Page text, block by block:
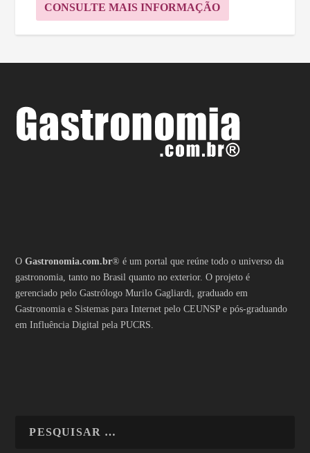
CONSULTE MAIS INFORMAÇÃO
OGastronomia.com.br® é um portal que reúne todo o universo da
gastronomia, tanto no Brasil quanto no exterior. O projeto é
gerenciado pelo Gastrólogo Murilo Gagliardi, graduado em
Gastronomia e Sistemas para Internet pelo CEUNSP e pós-graduando
em Influência Digital pela PUCRS.